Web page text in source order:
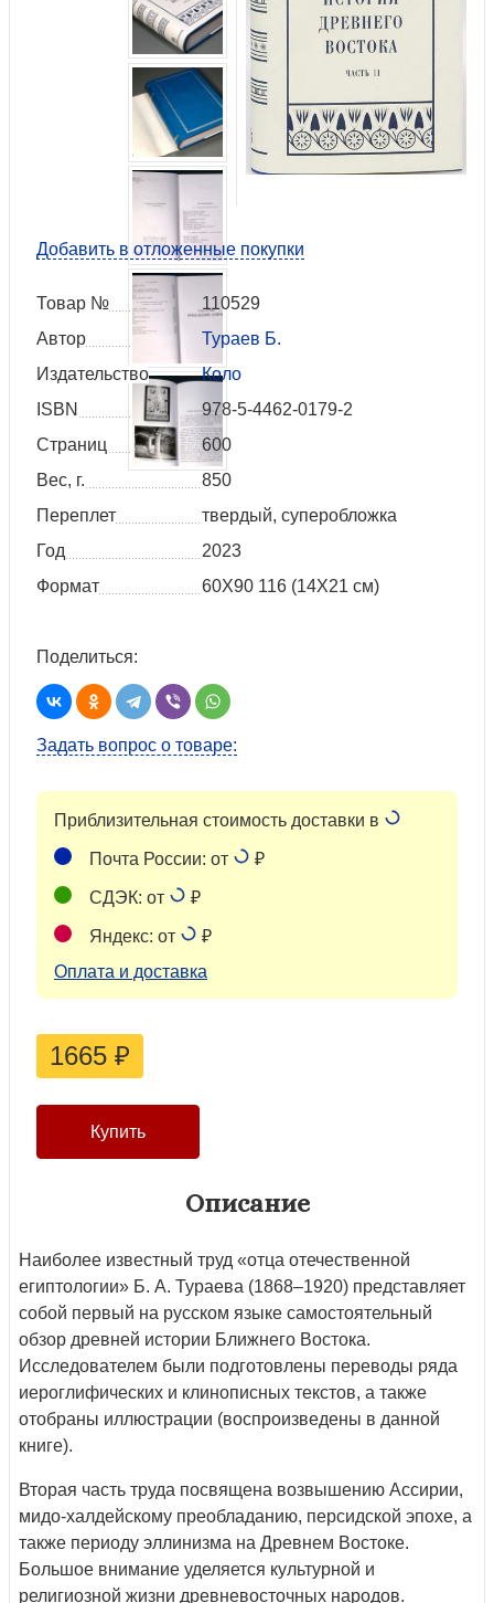
Добавить в отложенные покупки
Товар №
110529
Автор
Тураев Б.
Издательство
Коло
ISBN
978-5-4462-0179-2
Страниц
600
Вес, г.
850
Переплет
твердый, суперобложка
Год
2023
Формат
60X90 116 (14Х21 см)
Поделиться:
Задать вопрос о товаре:
Приблизительная стоимость доставки в
Почта России: от ₽
СДЭК: от ₽
Яндекс: от
₽
Оплата и доставка
1665 ₽
Описание
Наиболее известный труд «отца отечественной
египтологии» Б. А. Тураева (1868–1920) представляет
собой первый на русском языке самостоятельный
обзор древней истории Ближнего Востока.
Исследователем были подготовлены переводы ряда
иероглифических и клинописных текстов, а также
отобраны иллюстрации (воспроизведены в данной
книге).
Вторая часть труда посвящена возвышению Ассирии,
мидо-халдейскому преобладанию, персидской эпохе, а
также периоду эллинизма на Древнем Востоке.
Большое внимание уделяется культурной и
религиозной жизни древневосточных народов.